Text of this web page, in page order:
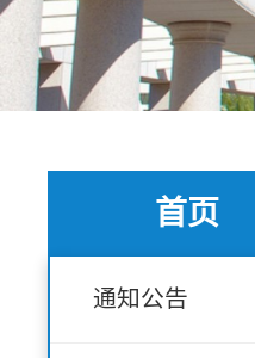
首页
通知公告